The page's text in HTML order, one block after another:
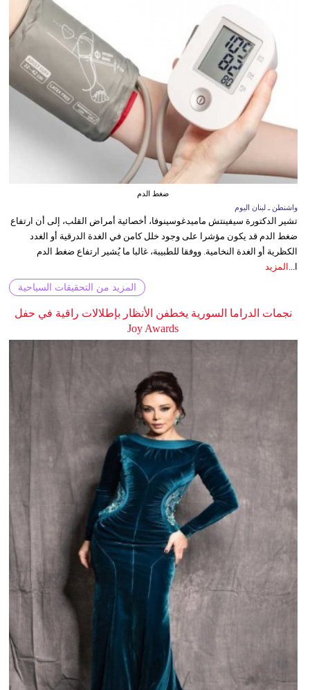
ضغط الدم
واشنطن ـ لبنان اليوم
تشير الدكتورة سيفينتش ماميدغوسينوفا، أخصائية أمراض القلب، إلى أن ارتفاع
ضغط الدم قد يكون مؤشرا على وجود خلل كامن في الغدة الدرقية أو الغدد
الكظرية أو الغدة النخامية. ووفقا للطبيبة، غالبا ما يُشير ارتفاع ضغط الدم
ا... المزيد
المزيد من التحقيقات السياحية
نجمات الدراما السورية يخطفن الأنظار بإطلالات راقية في حفل
Joy Awards